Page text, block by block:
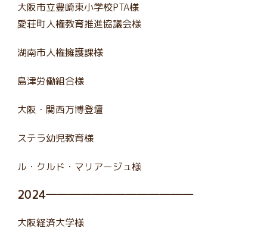
大阪市立豊崎東小学校PTA様
愛荘町人権教育推進協議会様
湖南市人権擁護課様
島津労働組合様
大阪・関西万博登壇
ステラ幼児教育様
ル・クルド・マリアージュ様
2024―――――――――――――
大阪経済大学様